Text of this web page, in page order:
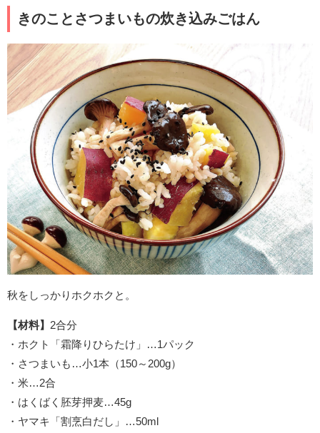
きのことさつまいもの炊き込みごはん
秋をしっかりホクホクと。
【材料】 2合分
・ホクト「霜降りひらたけ」…1パック
・さつまいも…小1本（150～200g）
・米…2合
・はくばく胚芽押麦…45g
・ヤマキ「割烹白だし」…50ml